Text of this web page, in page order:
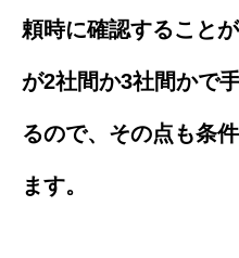
頼時に確認すること
が2社間か3社間かで
るので、その点も条
ます。